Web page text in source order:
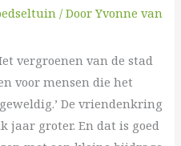
/ DoorYvonne van
vergroenen van de stad
voor mensen die het
De vriendenkring
jaar groter. En dat is goed